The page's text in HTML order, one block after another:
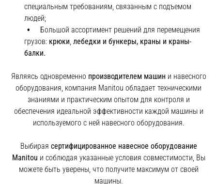
специальным требованиям, связанным с подъемом
людей;
Большой ассортимент решений для перемещения
грузов: крюки лебедки и бункеры, краны и краны-
балки.
Являясь одновременно производителем машин и навесного
оборудования, компания Manitou обладает техническими
знаниями и практическим опытом для контроля и
обеспечения идеальной эффективности каждой машины и
используемого с ней навесного оборудования.
Выбирая сертифицированное навесное оборудование
Manitou и соблюдая указанные условия совместимости, Вы
можете быть уверены, что получите максимум от своей
машины.